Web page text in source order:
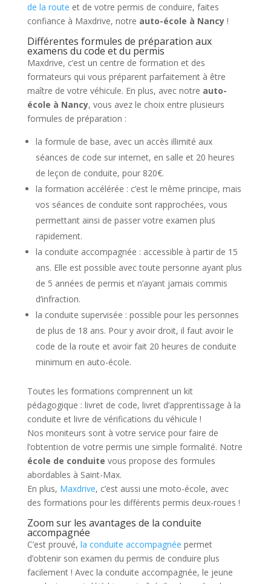
de la route et de votre permis de conduire, faites
confiance à Maxdrive, notre auto-école à Nancy!
Différentes formules de préparation aux
examens du code et du permis
Maxdrive, c’est un centre de formation et des
formateurs qui vous préparent parfaitement à être
maître de votre véhicule. En plus, avec notre auto-
école à Nancy, vous avez le choix entre plusieurs
formules de préparation :
la formule de base, avec un accès illimité aux
séances de code sur internet, en salle et 20 heures
de leçon de conduite, pour 820€.
la formation accélérée : c’est le même principe, mais
vos séances de conduite sont rapprochées, vous
permettant ainsi de passer votre examen plus
rapidement.
la conduite accompagnée : accessible à partir de 15
ans. Elle est possible avec toute personne ayant plus
de 5 années de permis et n’ayant jamais commis
d’infraction.
la conduite supervisée : possible pour les personnes
de plus de 18 ans. Pour y avoir droit, il faut avoir le
code de la route et avoir fait 20 heures de conduite
minimum en auto-école.
Toutes les formations comprennent un kit
pédagogique : livret de code, livret d’apprentissage à la
conduite et livre de vérifications du véhicule !
Nos moniteurs sont à votre service pour faire de
l’obtention de votre permis une simple formalité. Notre
école de conduite vous propose des formules
abordables à Saint-Max.
En plus, Maxdrive, c’est aussi une moto-école, avec
des formations pour les différents permis deux-roues !
Zoom sur les avantages de la conduite
accompagnée
C’est prouvé, la conduite accompagnée permet
d’obtenir son examen du permis de conduire plus
facilement ! Avec la conduite accompagnée, le jeune